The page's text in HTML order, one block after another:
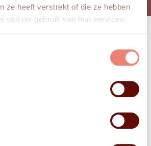
ze heeft verstrekt of die ze hebben
van uw gebruik van hun services.